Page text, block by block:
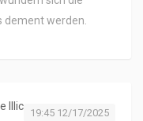
dement werden.
Illic
19:45 12/17/2025